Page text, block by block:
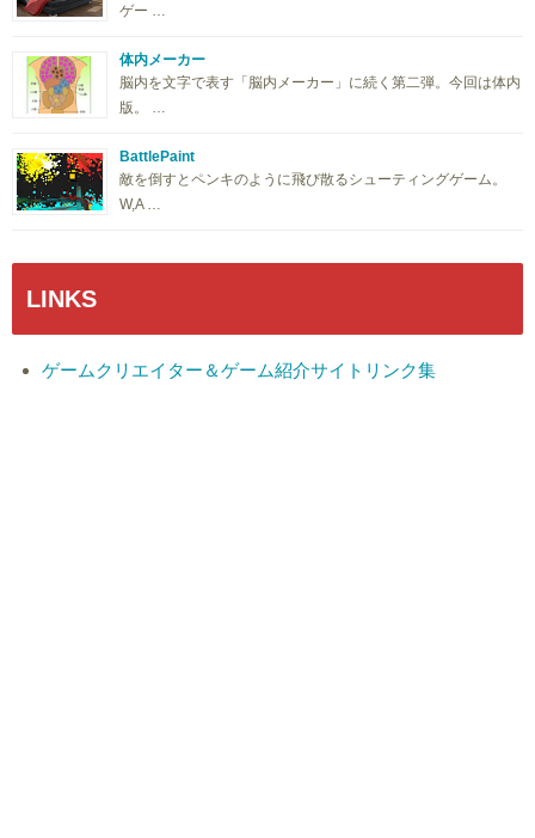
ゲー …
体内メーカー
脳内を文字で表す「脳内メーカー」に続く第二弾。今回は体内
版。 …
BattlePaint
敵を倒すとペンキのように飛び散るシューティングゲーム。
W,A …
LINKS
ゲームクリエイター＆ゲーム紹介サイトリンク集